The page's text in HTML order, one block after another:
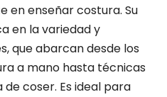
en enseñar costura. Su
en la variedad y
que abarcan desde los
a mano hasta técnicas
coser. Es ideal para